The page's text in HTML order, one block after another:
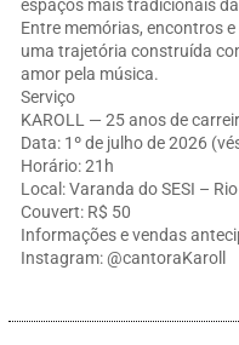
espaços mais tradicionais
Entre memórias, encontros
uma trajetória construída
amor pela música.
Serviço
KAROLL — 25 anos de
Data: 1º de julho de 2026
Horário: 21h
Local: Varanda do SESI –
Couvert: R$ 50
Informações e vendas
Instagram: @cantoraKaroll